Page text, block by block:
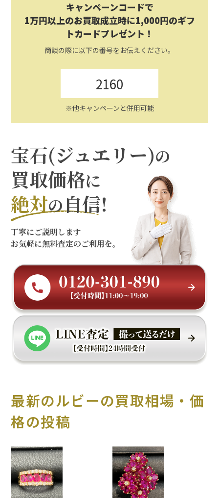
キャンペーンコードで
1万円以上のお買取成立時に1,000円のギフ
トカードプレゼント！
商談の際に以下の番号をお伝えください。
2160
※他キャンペーンと併用可能
宝石(ジュエリー)の
買取価格に
絶対の自信!
丁寧にご説明します
お気軽に無料査定のご利用を。
最新のルビーの買取相場・価
格の投稿